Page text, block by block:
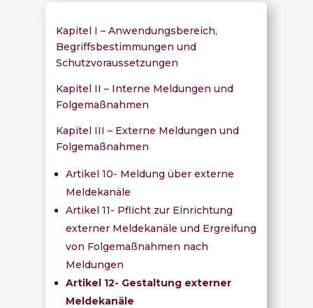
Kapitel I – Anwendungsbereich,
Begriffsbestimmungen und
Schutzvoraussetzungen
Kapitel II – Interne Meldungen und
Folgemaßnahmen
Kapitel III – Externe Meldungen und
Folgemaßnahmen
Artikel 10- Meldung über externe
Meldekanäle
Artikel 11- Pflicht zur Einrichtung
externer Meldekanäle und Ergreifung
von Folgemaßnahmen nach
Meldungen
Artikel 12- Gestaltung externer
Meldekanäle